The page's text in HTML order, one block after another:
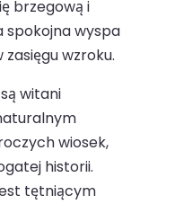
brzegową i
spokojna wyspa
wzroku.
witani
wiosek,
historii.
tętniącym